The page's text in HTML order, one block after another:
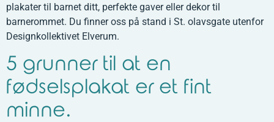
plakater til barnet ditt, perfekte gaver eller dekor til
barnerommet. Du finner oss på stand i St. olavsgate utenfor
Designkollektivet Elverum.
5 grunner til at en
fødselsplakat er et fint
minne.